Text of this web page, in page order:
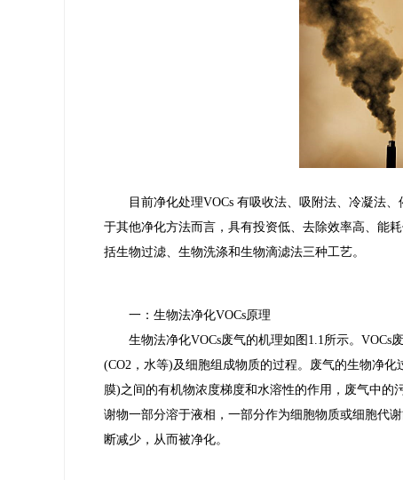
目前净化处理VOCs 有吸收法、吸附法、冷凝法、
于其他净化方法而言，具有投资低、去除效率高、能
括生物过滤、生物洗涤和生物滴滤法三种工艺。
一：生物法净化VOCs原理
生物法净化VOCs废气的机理如图1.1所示。VOCs
(CO2，水等)及细胞组成物质的过程。废气的生物净
膜)之间的有机物浓度梯度和水溶性的作用，废气中
谢物一部分溶于液相，一部分作为细胞物质或细胞代
断减少，从而被净化。